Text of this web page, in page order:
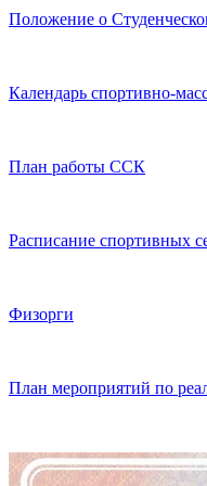
Положение о
Календарь спортивно-
План работы ССК
Расписание спортивных
Физорги
План мероприятий по